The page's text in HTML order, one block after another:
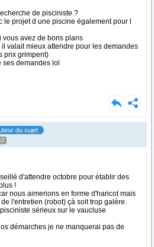
de pisciniste ?
projet d une piscine également pour l
vous avez de bons plans
valait mieux attendre pour les demandes
prix grimpent)
ses demandes lol
du sujet
d'attendre octobre pour établir des
!
nous aimerions en forme d'haricot mais
l'entretien (robot) çà soit trop galère.
sérieux sur le vaucluse
démarches je ne manquerai pas de